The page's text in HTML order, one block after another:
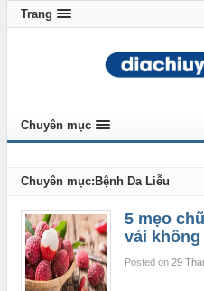
Trang
Chuyên mục
Chuyên mục:Bệnh Da Liễu
5 mẹo
vải
Posted on 29